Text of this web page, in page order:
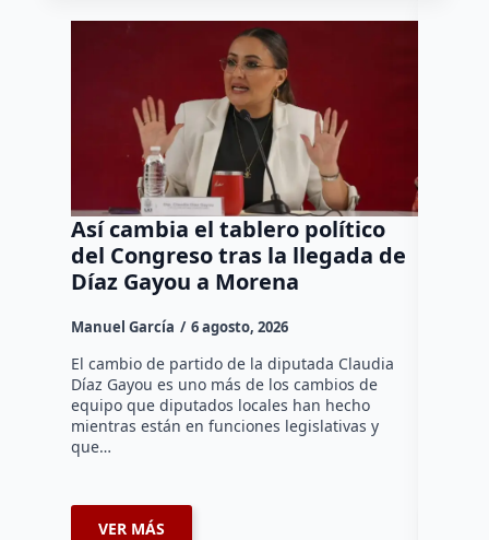
Así cambia el tablero político
del Congreso tras la llegada de
Díaz Gayou a Morena
Manuel García 6 agosto, 2026
El cambio de partido de la diputada Claudia
Díaz Gayou es uno más de los cambios de
equipo que diputados locales han hecho
mientras están en funciones legislativas y
que…
VER MÁS